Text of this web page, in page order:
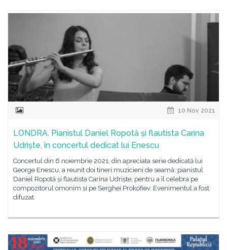
10 Nov 2021
LONDRA. Pianistul Daniel Ropotă și flautista Carina
Udriște, în concertul dedicat lui Enescu
Concertul din 6 noiembrie 2021, din apreciata serie dedicată lui
George Enescu, a reunit doi tineri muzicieni de seamă: pianistul
Daniel Ropotă și flautista Carina Udriște, pentru a îl celebra pe
compozitorul omonim și pe Serghei Prokofiev. Evenimentul a fost
difuzat